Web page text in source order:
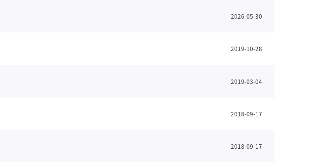
2026-05-30
2019-10-28
2019-03-04
2018-09-17
2018-09-17